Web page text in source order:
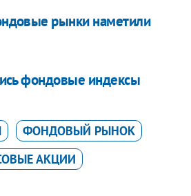
рынки наметили
фондовые индексы
ФОНДОВЫЙ РЫНОК
АКЦИИ